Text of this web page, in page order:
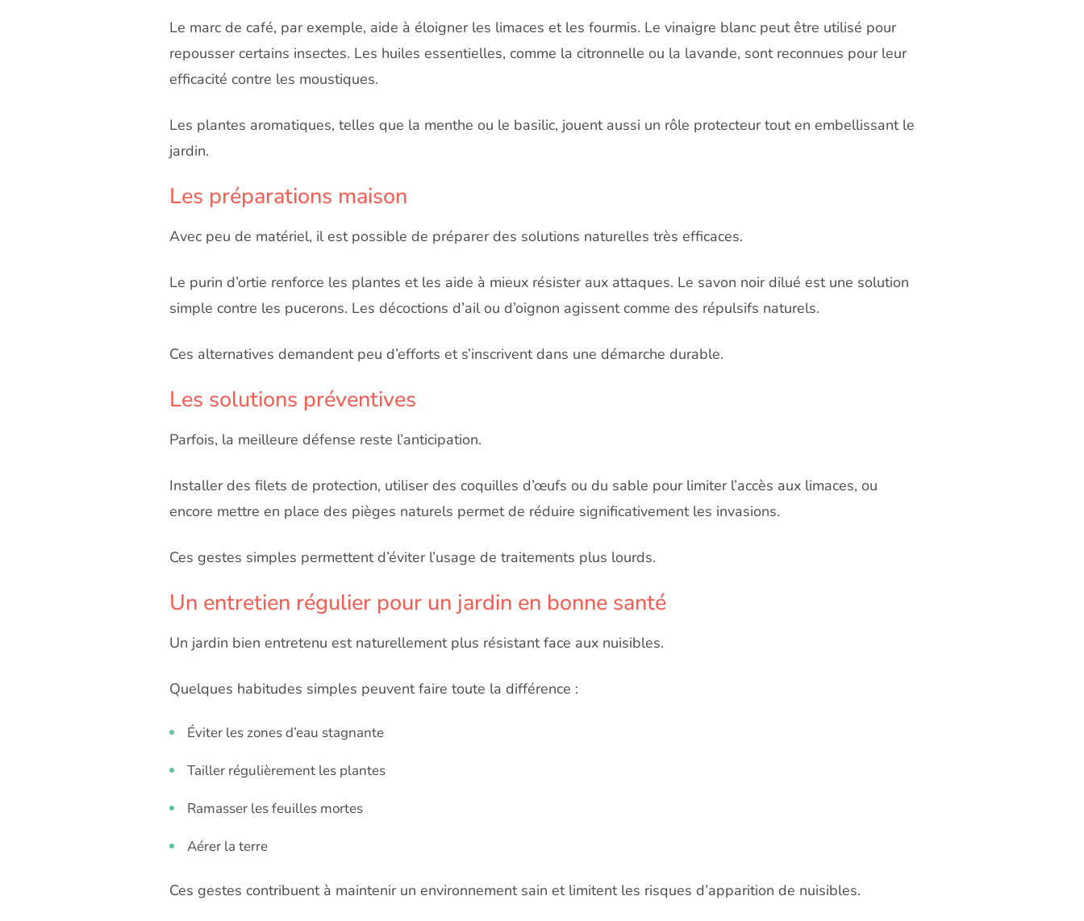
Le marc de café, par exemple, aide à éloigner les limaces et les fourmis. Le vinaigre blanc peut être utilisé pour
repousser certains insectes. Les huiles essentielles, comme la citronnelle ou la lavande, sont reconnues pour leur
efficacité contre les moustiques.
Les plantes aromatiques, telles que la menthe ou le basilic, jouent aussi un rôle protecteur tout en embellissant le
jardin.
Les préparations maison
Avec peu de matériel, il est possible de préparer des solutions naturelles très efficaces.
Le purin d’ortie renforce les plantes et les aide à mieux résister aux attaques. Le savon noir dilué est une solution
simple contre les pucerons. Les décoctions d’ail ou d’oignon agissent comme des répulsifs naturels.
Ces alternatives demandent peu d’efforts et s’inscrivent dans une démarche durable.
Les solutions préventives
Parfois, la meilleure défense reste l’anticipation.
Installer des filets de protection, utiliser des coquilles d’œufs ou du sable pour limiter l’accès aux limaces, ou
encore mettre en place des pièges naturels permet de réduire significativement les invasions.
Ces gestes simples permettent d’éviter l’usage de traitements plus lourds.
Un entretien régulier pour un jardin en bonne santé
Un jardin bien entretenu est naturellement plus résistant face aux nuisibles.
Quelques habitudes simples peuvent faire toute la différence :
Éviter les zones d’eau stagnante
Tailler régulièrement les plantes
Ramasser les feuilles mortes
Aérer la terre
Ces gestes contribuent à maintenir un environnement sain et limitent les risques d’apparition de nuisibles.